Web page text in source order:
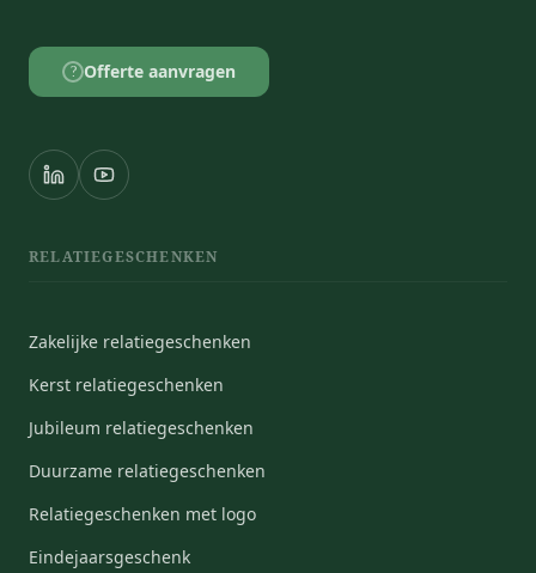
? Offerte aanvragen
RELATIEGESCHENKEN
Zakelijke relatiegeschenken
Kerst relatiegeschenken
Jubileum relatiegeschenken
Duurzame relatiegeschenken
Relatiegeschenken met logo
Eindejaarsgeschenk